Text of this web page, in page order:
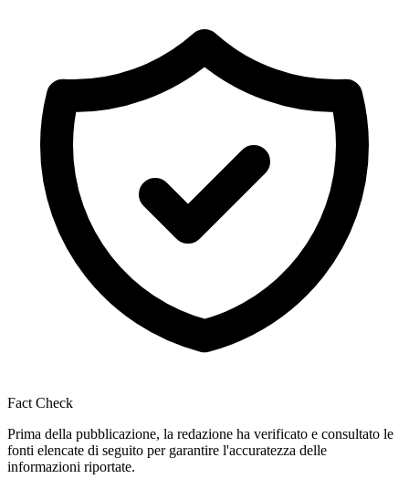
Fact Check
Prima della pubblicazione, la redazione ha verificato e consultato le
fonti elencate di seguito per garantire l'accuratezza delle
informazioni riportate.